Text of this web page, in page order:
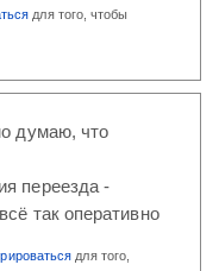
для того, чтобы
думаю, что
переезда -
так оперативно
для того,